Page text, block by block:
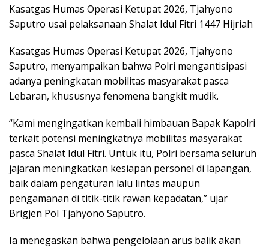
Kasatgas Humas Operasi Ketupat 2026, Tjahyono
Saputro usai pelaksanaan Shalat Idul Fitri 1447 Hijriah
Kasatgas Humas Operasi Ketupat 2026, Tjahyono
Saputro, menyampaikan bahwa Polri mengantisipasi
adanya peningkatan mobilitas masyarakat pasca
Lebaran, khususnya fenomena bangkit mudik.
“Kami mengingatkan kembali himbauan Bapak Kapolri
terkait potensi meningkatnya mobilitas masyarakat
pasca Shalat Idul Fitri. Untuk itu, Polri bersama seluruh
jajaran meningkatkan kesiapan personel di lapangan,
baik dalam pengaturan lalu lintas maupun
pengamanan di titik-titik rawan kepadatan,” ujar
Brigjen Pol Tjahyono Saputro.
Ia menegaskan bahwa pengelolaan arus balik akan